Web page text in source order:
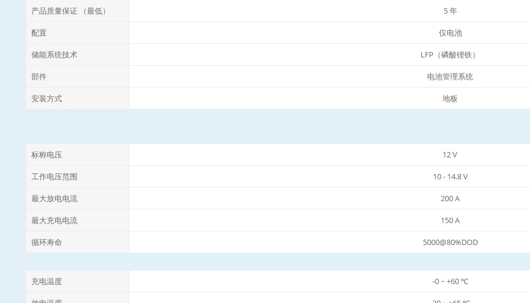
产品质量保证 （最低） 5 年
配置 仅电池
储能系统技术 LFP（磷酸锂铁）
部件 电池管理系统
安装方式 地板
标称电压 12 V
工作电压范围 10 - 14.8 V
最大放电电流 200 A
最大充电电流 150 A
循环寿命 5000@80%DOD
充电温度 -0 ~ +60 ℃